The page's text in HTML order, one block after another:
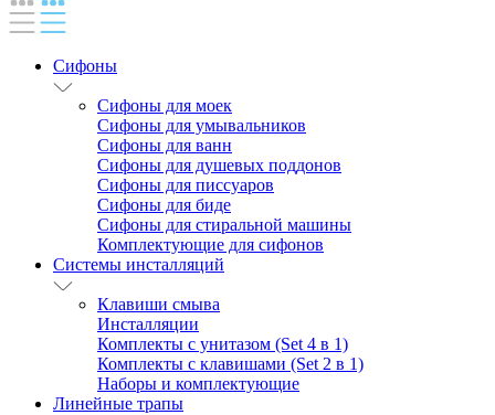
Сифоны
Сифоны для моек
Сифоны для умывальников
Сифоны для ванн
Сифоны для душевых поддонов
Сифоны для писсуаров
Сифоны для биде
Сифоны для стиральной машины
Комплектующие для сифонов
Системы инсталляций
Клавиши смыва
Инсталляции
Комплекты с унитазом (Set 4 в 1)
Комплекты с клавишами (Set 2 в 1)
Наборы и комплектующие
Линейные трапы